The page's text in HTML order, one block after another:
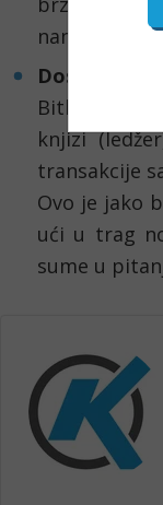
nametne
Dostupnost
Bitkoin
knjizi
transakcije
Ovo je jako
ući u trag
sume u